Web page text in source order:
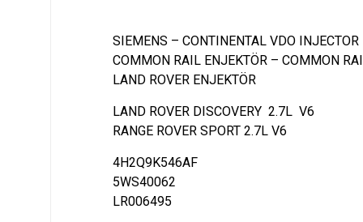
SIEMENS – CONTINENTAL VDO INJECTOR
COMMON RAIL ENJEKTÖR – COMMON
LAND ROVER ENJEKTÖR
LAND ROVER DISCOVERY 2.7L V6
RANGE ROVER SPORT 2.7L V6
4H2Q9K546AF
5WS40062
LR006495